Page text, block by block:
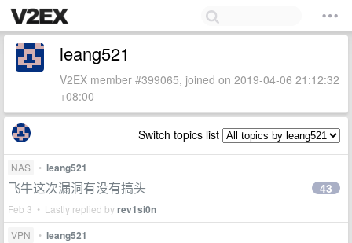
leang521
V2EX member #399065, joined on 2019-04-06 21:12:32
+08:00
Switch topics list
NAS • leang521
飞牛这次漏洞有没有搞头
Feb 3 • Lastly replied byrev1si0n
43
VPN • leang521